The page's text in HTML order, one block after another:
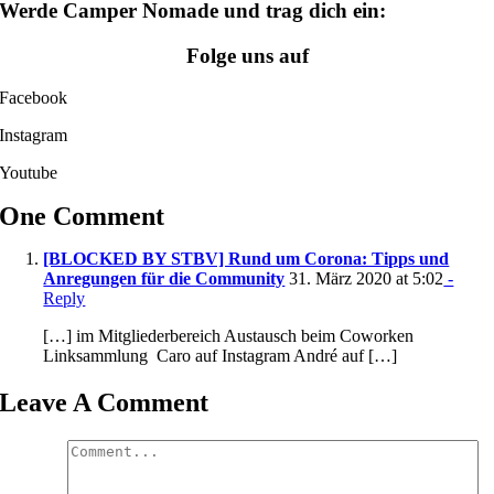
Werde Camper Nomade und trag dich ein:
Folge uns auf
Facebook
Instagram
Youtube
One Comment
[BLOCKED BY STBV] Rund um Corona: Tipps und
Anregungen für die Community 31. März 2020 at 5:02 -
Reply
[…] im Mitgliederbereich Austausch beim Coworken
Linksammlung Caro auf Instagram André auf […]
Leave A Comment